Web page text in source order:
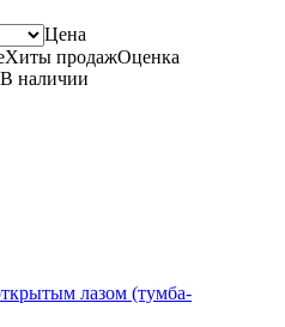
Цена
Хиты продажОценка
В наличии
лазом (тумба-